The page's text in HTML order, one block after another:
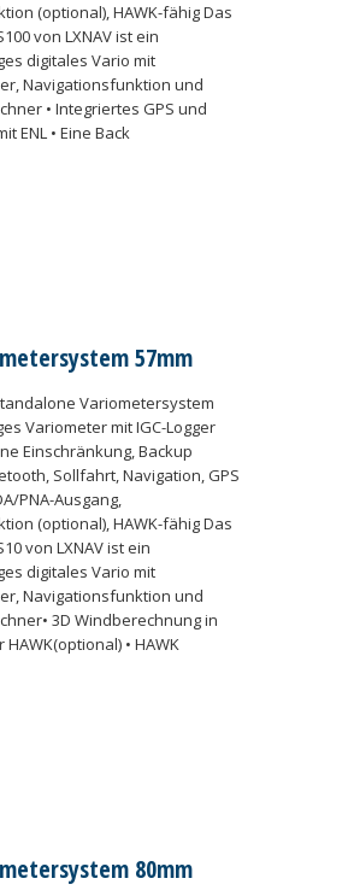
(optional), HAWK-fähig Das
von LXNAV ist ein
digitales Vario mit
Navigationsfunktion und
• Integriertes GPS und
ENL • Eine Back
57mm
Variometersystem
Variometer mit IGC-Logger
Einschränkung, Backup
Sollfahrt, Navigation, GPS
PNA-Ausgang,
(optional), HAWK-fähig Das
von LXNAV ist ein
digitales Vario mit
Navigationsfunktion und
3D Windberechnung in
• HAWK
80mm